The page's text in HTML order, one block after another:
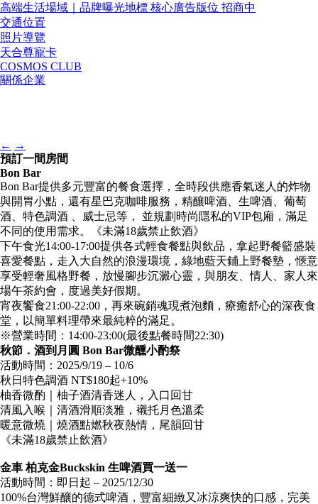
高端生活場域｜品牌曝光地標 核心廣告版位 招商中
交通位置
照片導覽
天合尊寵卡
COSMOS CLUB
關係企業
← →
預訂一間房間
Bon Bar
Bon Bar提供多元豐富的餐食選擇，全時段供應香氣迷人的炸物
與開胃小點，還有星巴克咖啡服務，精釀啤酒、生啤酒、葡萄
酒、特色調酒 、威士忌等， 並規劃時尚隱私的VIP包廂，滿足
不同的使用需求。《未滿18歲禁止飲酒》
下午食光14:00-17:00提供各式輕食餐點與飲品，拿起野餐籃盛裝
喜愛餐點，走入大自然的浪漫環境，綠地藍天鋪上野餐墊，愜意
享受輕奢風格野餐，放慢腳步沉澱心靈，與朋友、情人、家人來
場午茶約會，度過美好假期。
宵夜饗食21:00-22:00，再來碗銷魂現煮泡麵，療癒舒心的深夜食
堂，以簡單料理帶來最純粹的滿足。
※營業時間：14:00-23:00(最後點餐時間22:30)
秋節．酒到月圓 Bon Bar微醺小酌祭
活動時間：2025/9/19 – 10/6
秋日特色調酒 NT$180起+10%
柚香微酌｜柚子酒清香迷人，入口回甘
清風入喉｜清酒滑順淡雅，襯托月色溫柔
暖意微燒｜燒酒點燃秋夜熱情，尾韻回甘
《未滿18歲禁止飲酒》
金車 柏克金Buckskin 生啤酒買一送一
活動時間：即日起 – 2025/12/30
100%台灣鮮釀的德式啤酒，豐富細緻又冰涼爽快的口感，完美